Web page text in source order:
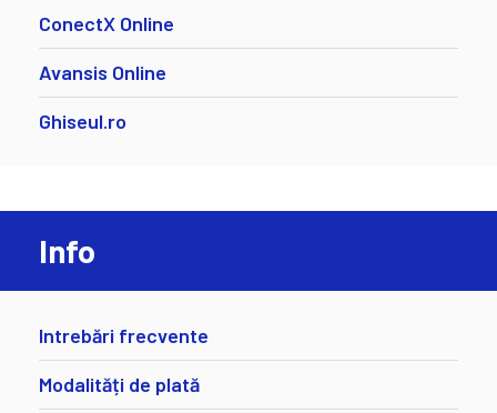
ConectX Online
Avansis Online
Ghiseul.ro
Info
Intrebări frecvente
Modalități de plată